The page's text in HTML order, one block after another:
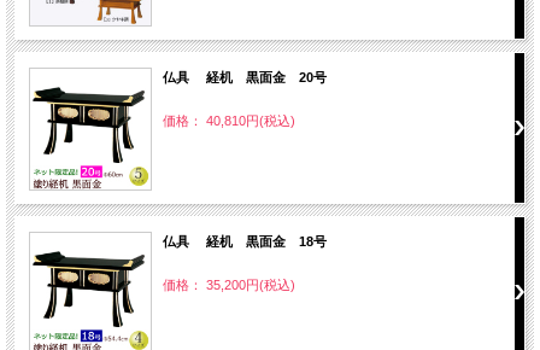
仏具 経机 黒面金 20号
価格： 40,810円(税込)
仏具 経机 黒面金 18号
価格： 35,200円(税込)